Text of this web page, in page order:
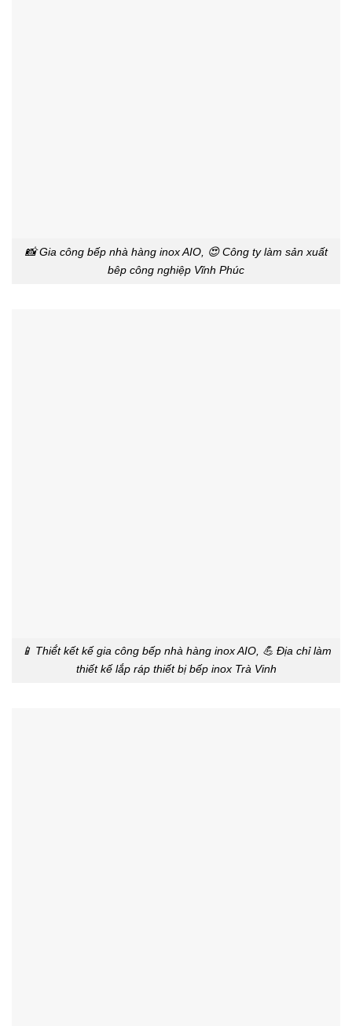
📸 Gia công bếp nhà hàng inox AIO, 😍 Công ty làm sản xuất
bêp công nghiệp Vĩnh Phúc
📱 Thiế́t kết kế gia công bếp nhà hàng inox AIO, 💪 Địa chỉ làm
thiết kế lắp ráp thiết bị bếp inox Trà Vinh